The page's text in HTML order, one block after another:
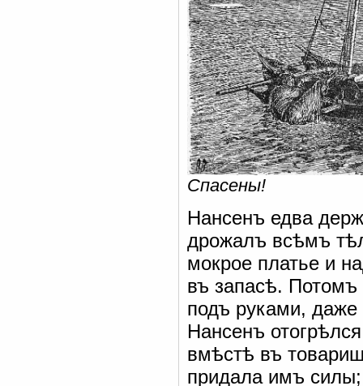
Спасены!
Нансенъ едва
дрожалъ всѣмъ
мокрое платье и
въ запасѣ.
подъ руками,
Нансенъ
вмѣстѣ въ
придала имъ